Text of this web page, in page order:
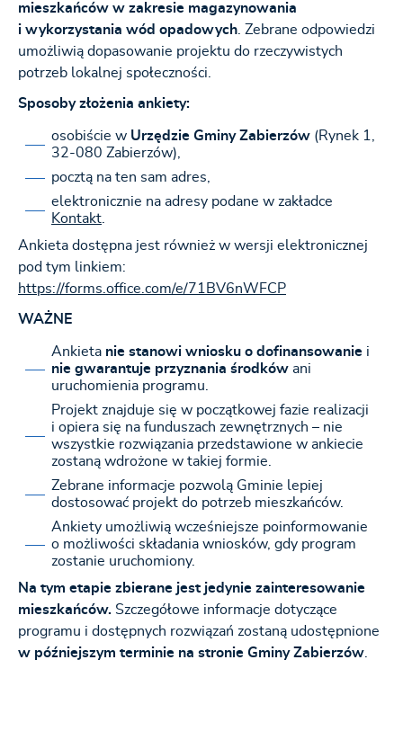
mieszkańców w zakresie magazynowania
i wykorzystania wód opadowych . Zebrane odpowiedzi
umożliwią dopasowanie projektu do rzeczywistych
potrzeb lokalnej społeczności.
Sposoby złożenia ankiety:
osobiście w Urzędzie Gminy Zabierzów (Rynek 1,
32-080 Zabierzów),
pocztą na ten sam adres,
elektronicznie na adresy podane w zakładce
Kontakt
Ankieta dostępna jest również w wersji elektronicznej
pod tym linkiem:
https://forms.office.com/e/71BV6nWFCP
WAŻNE
Ankieta nie stanowi wniosku o dofinansowanie i
nie gwarantuje przyznania środków ani
uruchomienia programu.
Projekt znajduje się w początkowej fazie realizacji
i opiera się na funduszach zewnętrznych – nie
wszystkie rozwiązania przedstawione w ankiecie
zostaną wdrożone w takiej formie.
Zebrane informacje pozwolą Gminie lepiej
dostosować projekt do potrzeb mieszkańców.
Ankiety umożliwią wcześniejsze poinformowanie
o możliwości składania wniosków, gdy program
zostanie uruchomiony.
Na tym etapie zbierane jest jedynie zainteresowanie
mieszkańców. Szczegółowe informacje dotyczące
programu i dostępnych rozwiązań zostaną udostępnione
w późniejszym terminie na stronie Gminy Zabierzów